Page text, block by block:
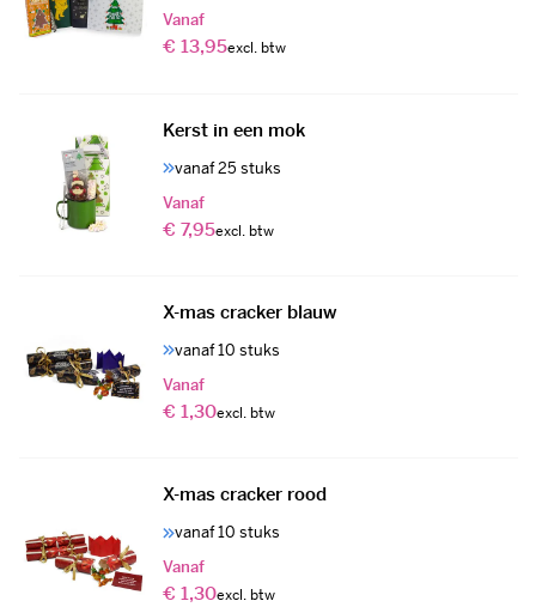
Vanaf
€ 13,95
Kerst in een mok
vanaf 25 stuks
Vanaf
€ 7,95
X-mas cracker blauw
vanaf 10 stuks
Vanaf
€ 1,30
X-mas cracker rood
vanaf 10 stuks
Vanaf
€ 1,30